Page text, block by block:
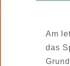
Am
das